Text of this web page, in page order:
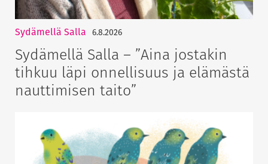
Sydämellä Salla 6.8.2026
Sydämellä Salla – ”Aina jostakin
tihkuu läpi onnellisuus ja elämästä
nauttimisen taito”